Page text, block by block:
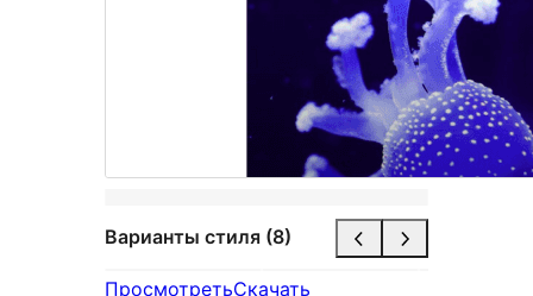
Варианты стиля (8)
ПросмотретьСкачать